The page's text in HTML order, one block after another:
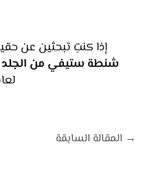
إذا كنتِ تبحثين عن
شنطة ستيفي من الجلد
لعام
→ المقالة السابقة